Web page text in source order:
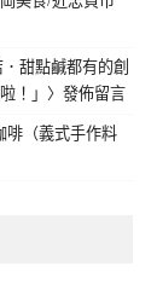
甜點鹹都有的創
！」 〉發佈留言
啡（義式手作料